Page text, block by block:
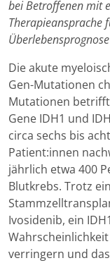
bei Betroffenen mit
Therapieansprache
Die akute
Gen-Mutationen
Mutationen
Gene IDH1 und
circa sechs bis
Patient:innen
jährlich etwa 400
Blutkrebs. Trotz
Ivosidenib, ein
verringern und